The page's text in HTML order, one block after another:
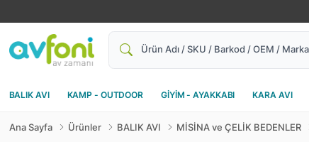
Ara
BALIK AVI KAMP - OUTDOOR GİYİM - AYAKKABI KARA AVI
Ana Sayfa Ürünler BALIK AVI MİSİNA ve ÇELİK BEDENLER